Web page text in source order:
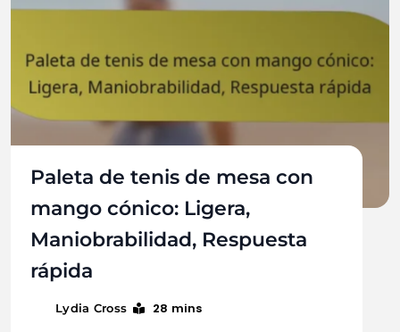
Paleta de tenis de mesa con
mango cónico: Ligera,
Maniobrabilidad, Respuesta
rápida
Lydia Cross 28 mins